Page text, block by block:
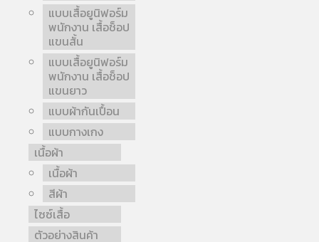
แบบเสื้อยูนิฟอร์ม
พนักงาน เสื้อช็อป
แขนสั้น
แบบเสื้อยูนิฟอร์ม
พนักงาน เสื้อช็อป
แขนยาว
แบบผ้ากันเปื้อน
แบบกางเกง
เนื้อผ้า
เนื้อผ้า
สีผ้า
ไซซ์เสื้อ
ตัวอย่างสินค้า